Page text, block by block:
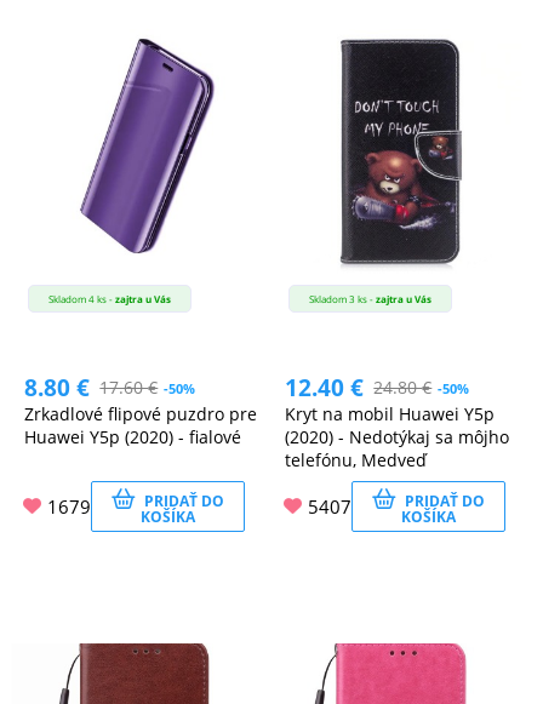
Skladom 4 ks -zajtra u Vás
8.80€ 17.60€ -50%
Zrkadlové flipové puzdro pre
Huawei Y5p (2020) - fialové
1679 PRIDAŤ DO
KOŠÍKA
Skladom 3 ks -zajtra u Vás
12.40€ 24.80€ -50%
Kryt na mobil Huawei Y5p
(2020) - Nedotýkaj sa môjho
telefónu, Medveď
5407 PRIDAŤ DO
KOŠÍKA